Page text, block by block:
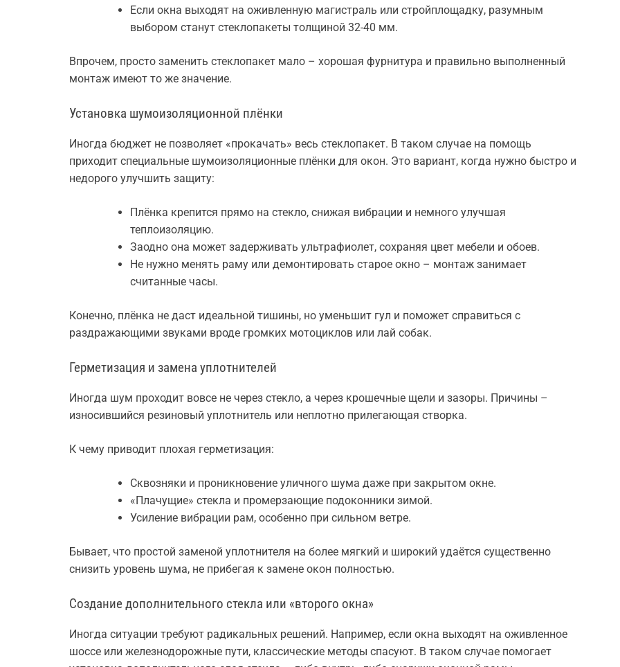
Если окна выходят на оживленную магистраль или стройплощадку, разумным
выбором станут стеклопакеты толщиной 32-40 мм.
Впрочем, просто заменить стеклопакет мало – хорошая фурнитура и правильно выполненный
монтаж имеют то же значение.
Установка шумоизоляционной плёнки
Иногда бюджет не позволяет «прокачать» весь стеклопакет. В таком случае на помощь
приходит специальные шумоизоляционные плёнки для окон. Это вариант, когда нужно быстро и
недорого улучшить защиту:
Плёнка крепится прямо на стекло, снижая вибрации и немного улучшая
теплоизоляцию.
Заодно она может задерживать ультрафиолет, сохраняя цвет мебели и обоев.
Не нужно менять раму или демонтировать старое окно – монтаж занимает
считанные часы.
Конечно, плёнка не даст идеальной тишины, но уменьшит гул и поможет справиться с
раздражающими звуками вроде громких мотоциклов или лай собак.
Герметизация и замена уплотнителей
Иногда шум проходит вовсе не через стекло, а через крошечные щели и зазоры. Причины –
износившийся резиновый уплотнитель или неплотно прилегающая створка.
К чему приводит плохая герметизация:
Сквозняки и проникновение уличного шума даже при закрытом окне.
«Плачущие» стекла и промерзающие подоконники зимой.
Усиление вибрации рам, особенно при сильном ветре.
Бывает, что простой заменой уплотнителя на более мягкий и широкий удаётся существенно
снизить уровень шума, не прибегая к замене окон полностью.
Создание дополнительного стекла или «второго окна»
Иногда ситуации требуют радикальных решений. Например, если окна выходят на оживленное
шоссе или железнодорожные пути, классические методы спасуют. В таком случае помогает